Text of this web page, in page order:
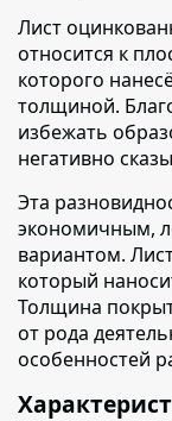
Лист
относится к
которого
толщиной.
избежать
негативно
Эта
экономичным,
вариантом.
который
Толщина
от рода
особенностей